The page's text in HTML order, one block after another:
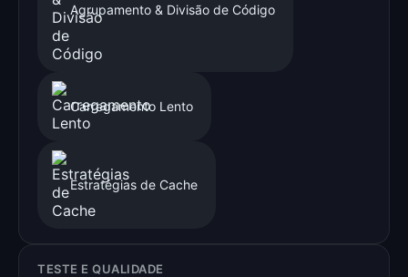
Agrupamento & Divisão de Código
Carregamento Lento
Estratégias de Cache
TESTE E QUALIDADE